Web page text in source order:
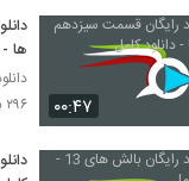
۰۰:۴۷
ها -
۲۹۶ بازدید